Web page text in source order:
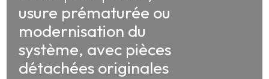
usure prématurée ou
modernisation du
système, avec pièces
détachées originales